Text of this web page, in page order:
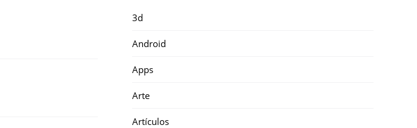
3d
Android
Apps
Arte
Artículos